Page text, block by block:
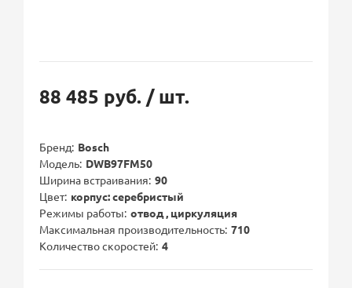
88 485 руб. / шт.
Бренд Bosch
Модель DWB97FM50
Ширина встраивания 90
Цвет корпус: серебристый
Режимы работы отвод , циркуляция
Максимальная производительность 710
Количество скоростей 4